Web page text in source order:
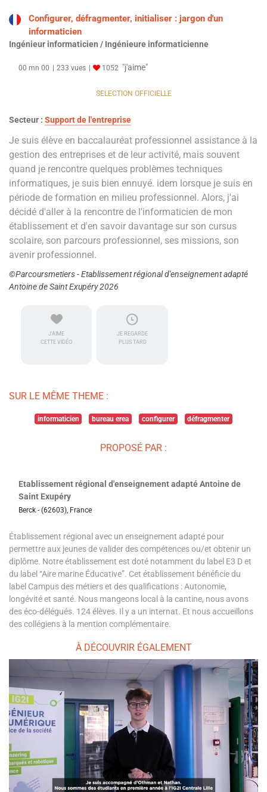
Configurer, défragmenter, initialiser : jargon d'un
informaticien
Ingénieur informaticien / Ingénieure informaticienne
00 mn 00 233 vues 1052 "j'aime"
SELECTION OFFICIELLE
Secteur : Support de l'entreprise
Je suis élève en baccalauréat professionnel assistance à la
gestion des entreprises et de leur activité, mais souvent
quand je rencontre quelques problèmes techniques
informatiques, je suis bien ennuyé. idem lorsque je suis en
période de formation en milieu professionnel. Alors, j'ai
décidé d'aller à la rencontre de l'informaticien de mon
établissement et d'en savoir davantage sur son cursus
scolaire, son parcours professionnel, ses missions, son
avenir professionnel.
©Parcoursmetiers - Etablissement régional d'enseignement adapté
Antoine de Saint Exupéry 2026
J'AIME
CETTE VIDÉO
JE REGARDE
PLUS TARD
SUR LE MÊME THEME :
informaticien bureau erea configurer défragmenter
PROPOSÉ PAR :
Etablissement régional d'enseignement adapté Antoine de
Saint Exupéry
Berck - (62603), France
Établissement régional avec un enseignement adapté pour
permettre aux jeunes de valider des compétences ou/et obtenir un
diplôme. Notre établissement est doté notamment du label E3 D et
du label “Aire marine Éducative”. Cet établissement bénéficie du
label Campus des métiers et des qualifications : Autonomie,
longévité et santé. Nous mangeons local à la cantine, nous avons
des éco-délégués. 124 élèves. Il y a un internat. Et nous accueillons
des collégiens à la mention complémentaire.
À DÉCOUVRIR ÉGALEMENT